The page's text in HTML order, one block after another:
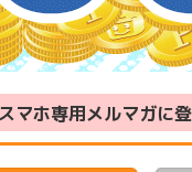
マホ専用メルマガに